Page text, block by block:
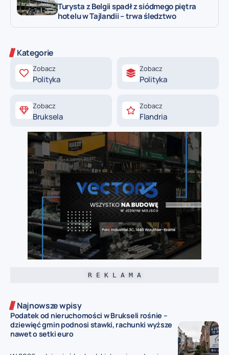
Turysta z Belgii spadł z siódmego piętra
hotelu w Tajlandii – trwa śledztwo
Kategorie
Zobacz
Polityka
Zobacz
Polityka
Zobacz
Bruksela
Zobacz
Flandria
R E K L A M A
Najnowsze wpisy
Podatek od nieruchomości w Brukseli rośnie –
dziewięć gmin podnosi stawki, rachunki wyższe
nawet o setki euro